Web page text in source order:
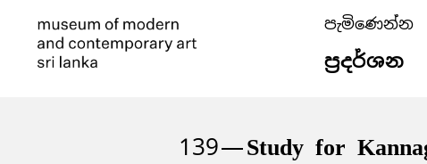
පැමිණෙන්න
ප්‍රදර්ශන
139 Study for